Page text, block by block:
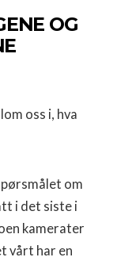
OG
oss i, hva
om
i det siste i
kamerater
vårt har en